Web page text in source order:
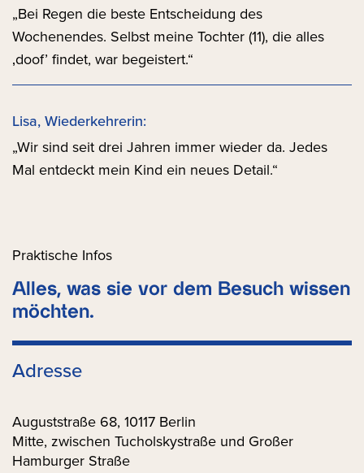
„Bei Regen die beste Entscheidung des
Wochenendes. Selbst meine Tochter (11), die alles
‚doof’ findet, war begeistert.“
Lisa, Wiederkehrerin:
„Wir sind seit drei Jahren immer wieder da. Jedes
Mal entdeckt mein Kind ein neues Detail.“
Praktische Infos
Alles, was sie vor dem Besuch wissen
möchten.
Adresse
Auguststraße 68, 10117 Berlin
Mitte, zwischen Tucholskystraße und Großer
Hamburger Straße